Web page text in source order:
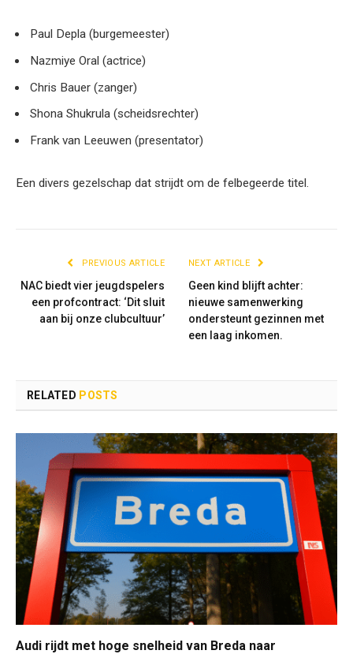
Paul Depla (burgemeester)
Nazmiye Oral (actrice)
Chris Bauer (zanger)
Shona Shukrula (scheidsrechter)
Frank van Leeuwen (presentator)
Een divers gezelschap dat strijdt om de felbegeerde titel.
PREVIOUS ARTICLE
NAC biedt vier jeugdspelers
een profcontract: ‘Dit sluit
aan bij onze clubcultuur’
NEXT ARTICLE
Geen kind blijft achter:
nieuwe samenwerking
ondersteunt gezinnen met
een laag inkomen.
RELATED POSTS
Audi rijdt met hoge snelheid van Breda naar